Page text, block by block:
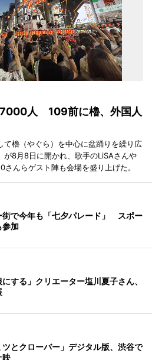
7000人 109前に櫓、外国人
て櫓（やぐら）を中心に盆踊りを繰り広
8月8日に開かれ、歌手のLiSAさんや
んらゲスト陣も会場を盛り上げた。
街で今年も「七夕パレード」 スポー
参加
にする」クリエーター塩川夏子さん、
とクローバー」デジタル版、渋谷で
映